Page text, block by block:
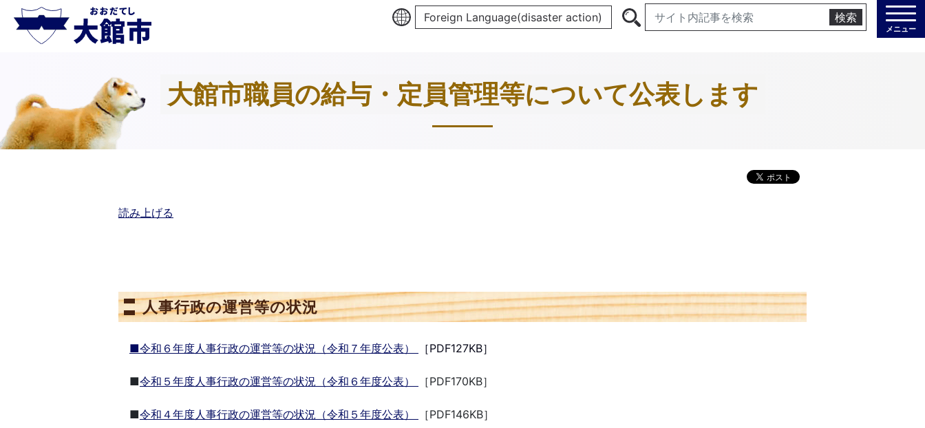
Foreign Language(disaster action) 検索
メニュー
大館市職員の給与・定員管理等について公表します
読み上げる
人事行政の運営等の状況
■令和６年度人事行政の運営等の状況（令和７年度公表） ［PDF127KB］
■令和５年度人事行政の運営等の状況（令和６年度公表） ［PDF170KB］
■令和４年度人事行政の運営等の状況（令和５年度公表） ［PDF146KB］